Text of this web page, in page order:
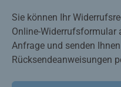
Sie können Ihr
Online-Widerrufsformular
Anfrage und senden
Rücksendeanweisungen